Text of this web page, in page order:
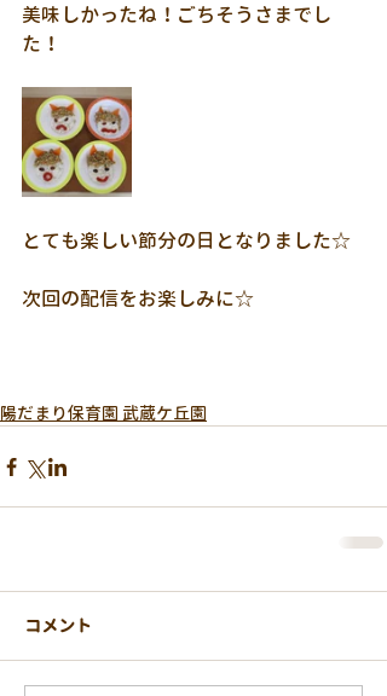
美味しかったね！ごちそうさまでし
た！
とても楽しい節分の日となりました☆
次回の配信をお楽しみに☆
陽だまり保育園 武蔵ケ丘園
コメント